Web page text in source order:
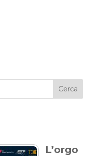
Cerca
L’orgo